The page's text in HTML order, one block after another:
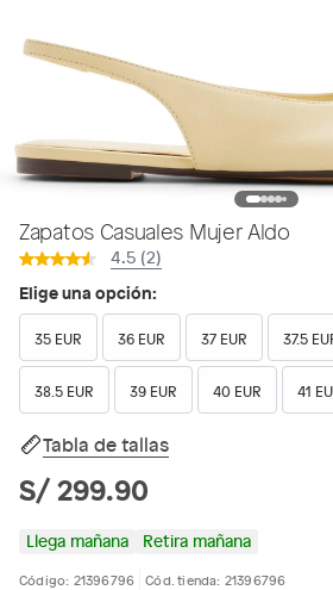
Zapatos Casuales Mujer Aldo
4.5 (2)
Elige una opción:
35 EUR 36 EUR 37 EUR 37.5
38.5 EUR 39 EUR 40 EUR 41
Tabla de tallas
S/ 299.90
Llega mañana Retira mañana
Código: 21396796 Cód. tienda: 21396796